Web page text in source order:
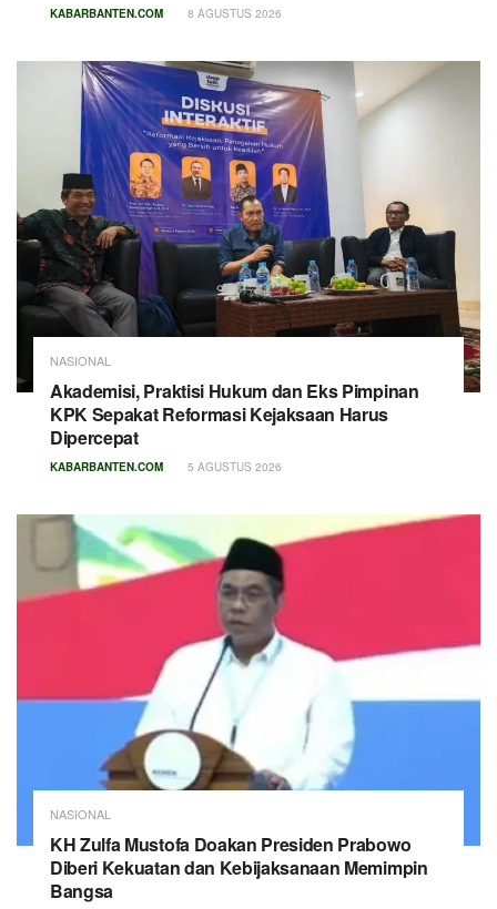
KABARBANTEN.COM 8 AGUSTUS 2026
NASIONAL
Akademisi, Praktisi Hukum dan Eks Pimpinan
KPK Sepakat Reformasi Kejaksaan Harus
Dipercepat
KABARBANTEN.COM 5 AGUSTUS 2026
NASIONAL
KH Zulfa Mustofa Doakan Presiden Prabowo
Diberi Kekuatan dan Kebijaksanaan Memimpin
Bangsa